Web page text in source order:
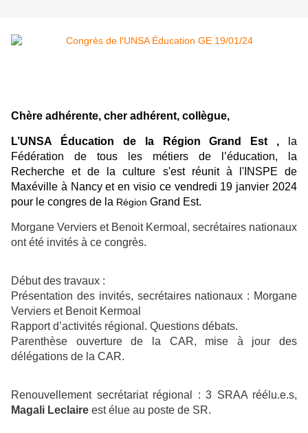
Chère adhérente, cher adhérent, collègue,
L’UNSA Éducation de la Région Grand Est ,
la
Fédération de tous les métiers de l’éducation, la
Recherche et de la culture s'est réunit à l'INSPE de
Maxéville à Nancy et en visio ce vendredi 19 janvier 2024
pour le congres de la Région Grand Est.
Morgane Verviers et Benoit Kermoal, secrétaires nationaux
ont été invités à ce congrès.
Début des travaux :
Présentation des invités, secrétaires nationaux : Morgane
Verviers et Benoit Kermoal
Rapport d’activités régional. Questions débats.
Parenthèse ouverture de la CAR, mise à jour des
délégations de la CAR.
Renouvellement secrétariat régional : 3 SRAA réélu.e.s,
Magali Leclaire est élue au poste de SR.